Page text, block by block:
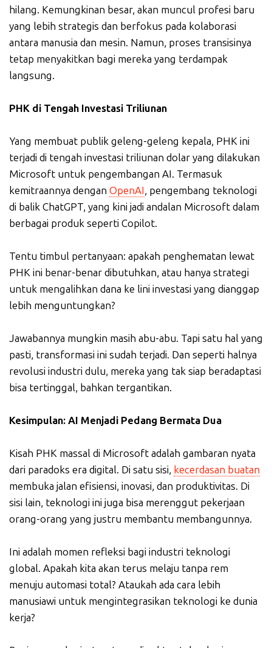
hilang. Kemungkinan besar, akan muncul profesi baru
yang lebih strategis dan berfokus pada kolaborasi
antara manusia dan mesin. Namun, proses transisinya
tetap menyakitkan bagi mereka yang terdampak
langsung.
PHK di Tengah Investasi Triliunan
Yang membuat publik geleng-geleng kepala, PHK ini
terjadi di tengah investasi triliunan dolar yang dilakukan
Microsoft untuk pengembangan AI. Termasuk
kemitraannya dengan OpenAI, pengembang teknologi
di balik ChatGPT, yang kini jadi andalan Microsoft dalam
berbagai produk seperti Copilot.
Tentu timbul pertanyaan: apakah penghematan lewat
PHK ini benar-benar dibutuhkan, atau hanya strategi
untuk mengalihkan dana ke lini investasi yang dianggap
lebih menguntungkan?
Jawabannya mungkin masih abu-abu. Tapi satu hal yang
pasti, transformasi ini sudah terjadi. Dan seperti halnya
revolusi industri dulu, mereka yang tak siap beradaptasi
bisa tertinggal, bahkan tergantikan.
Kesimpulan: AI Menjadi Pedang Bermata Dua
Kisah PHK massal di Microsoft adalah gambaran nyata
dari paradoks era digital. Di satu sisi, kecerdasan buatan
membuka jalan efisiensi, inovasi, dan produktivitas. Di
sisi lain, teknologi ini juga bisa merenggut pekerjaan
orang-orang yang justru membantu membangunnya.
Ini adalah momen refleksi bagi industri teknologi
global. Apakah kita akan terus melaju tanpa rem
menuju automasi total? Ataukah ada cara lebih
manusiawi untuk mengintegrasikan teknologi ke dunia
kerja?